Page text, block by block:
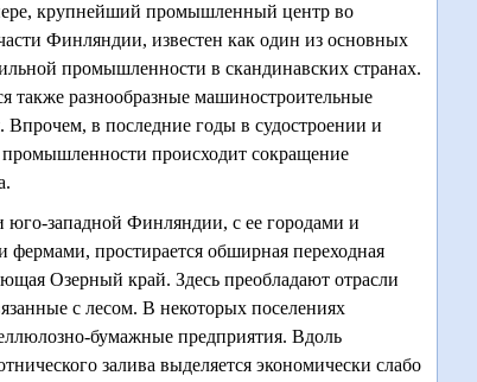
крупнейший промышленный центр во
Финляндии, известен как один из основных
промышленности в скандинавских странах.
также разнообразные машиностроительные
Впрочем, в последние годы в судостроении и
промышленности происходит сокращение
юго-западной Финляндии, с ее городами и
фермами, простирается обширная переходная
Озерный край. Здесь преобладают отрасли
с лесом. В некоторых поселениях
бумажные предприятия. Вдоль
залива выделяется экономически слабо